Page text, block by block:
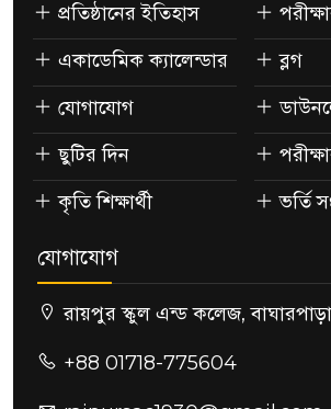
প্রতিষ্ঠানের ইতিহাস
একাডেমিক ক্যালেন্ডার
যোগাযোগ
ছুটির দিন
কৃতি শিক্ষার্থী
ব্লগ
ভর্তি
যোগাযোগ
রায়পুর স্কুল এন্ড কলেজ,
+88 01718-775604